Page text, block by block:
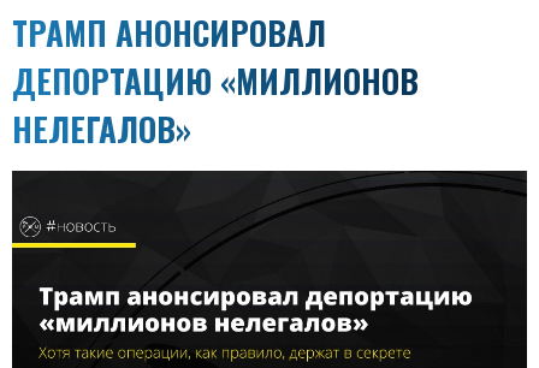
ТРАМП АНОНСИРОВАЛ
ДЕПОРТАЦИЮ «МИЛЛИОНОВ
НЕЛЕГАЛОВ»